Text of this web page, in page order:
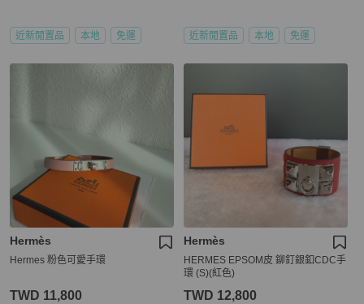
近新閒置品 本地 免運 近新閒置品 本地 免運
Hermès
Hermes 粉色可愛手環
TWD 11,800
Hermès
HERMES EPSOM皮 鉚釘銀釦CDC手
環 (S)(紅色)
TWD 12,800